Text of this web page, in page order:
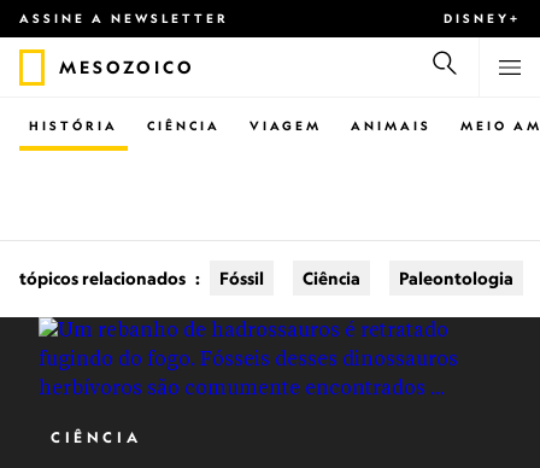
ASSINE A NEWSLETTER DISNEY+
MESOZOICO
CIÊNCIA VIAGEM ANIMAIS
HISTÓRIA MEIO
tópicos relacionados : Fóssil Ciência Paleontologia
CIÊNCIA